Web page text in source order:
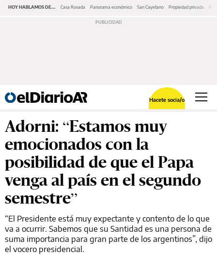
HOY HABLAMOS DE... Casa Rosada Panorama económico San Cayetano Propiedad privada
Hacete socia/o
Adorni: “Estamos muy
emocionados con la
posibilidad de que el Papa
venga al país en el segundo
semestre”
“El Presidente está muy expectante y contento de lo que
va a ocurrir. Sabemos que su Santidad es una persona de
suma importancia para gran parte de los argentinos”, dijo
el vocero presidencial.